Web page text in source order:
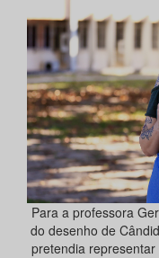
Para a professora
do desenho de
pretendia